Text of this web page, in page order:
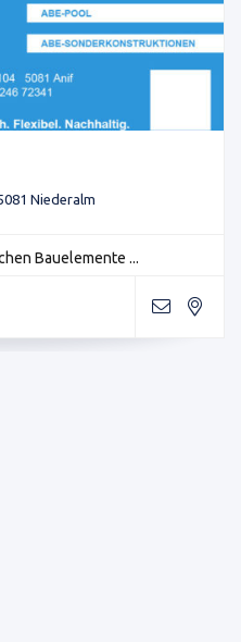
Niederalm
Bauelemente ...